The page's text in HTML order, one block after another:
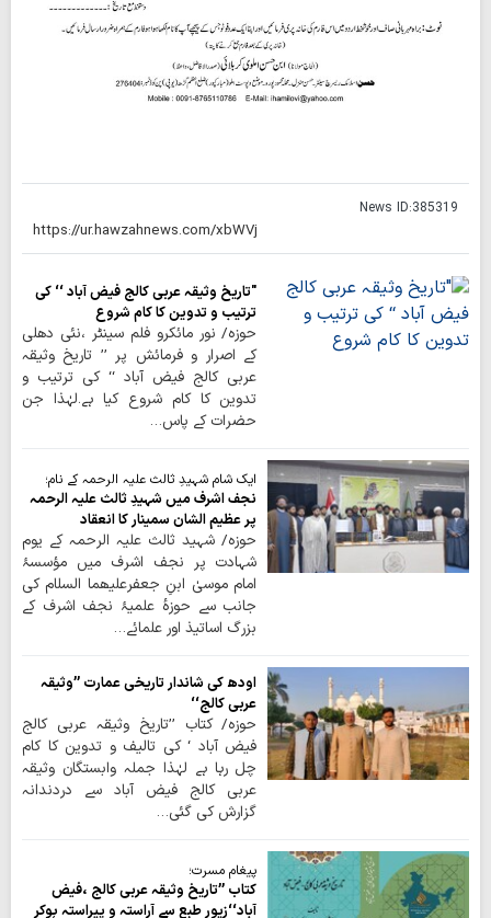
News ID:385319
"تاریخ وثیقہ عربی کالج فیض آباد ‘‘ کی
ترتیب و تدوین کا کام شروع
حوزہ/ نور مائکرو فلم سینٹر ،نئی دھلی
کے اصرار و فرمائش پر ’’ تاریخ وثیقہ
عربی کالج فیض آباد ‘‘ کی ترتیب و
تدوین کا کام شروع کیا ہے۔لہٰذا جن
حضرات کے پاس…
ایک شام شہیدِ ثالث علیہ الرحمہ کے نام؛
نجف اشرف میں شہیدِ ثالث علیہ الرحمہ
پر عظیم الشان سمینار کا انعقاد
حوزہ/ شہید ثالث علیہ الرحمہ کے یوم
شہادت پر نجف اشرف میں مؤسسۂ
امام موسیٰ ابنِ جعفرعلیھما السلام کی
جانب سے حوزۂ علمیۂ نجف اشرف کے
بزرگ اساتیذ اور علمائے…
اودھ کی شاندار تاریخی عمارت ’’وثیقہ
عربی کالج‘‘
حوزہ/ کتاب ’’تاریخ وثیقہ عربی کالج
فیض آباد ‘ کی تالیف و تدوین کا کام
چل رہا ہے لہٰذا جملہ وابستگان وثیقہ
عربی کالج فیض آباد سے دردندانہ
گزارش کی گئی…
پیغام مسرت؛
کتاب ’’تاریخ وثیقہ عربی کالج ،فیض
آباد‘‘زیور طبع سے آراستہ و پیراستہ ہوکر